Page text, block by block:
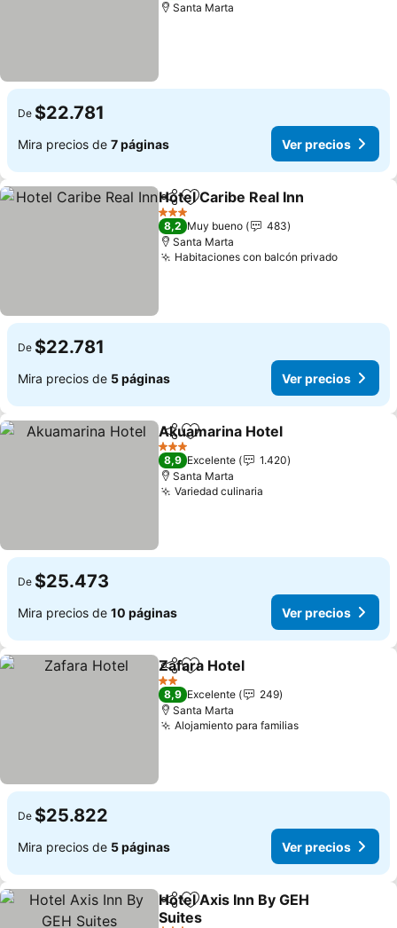
Santa Marta
De $22.781
Mira precios de 7 páginas Ver precios
CompartirAgregar a favoritos
Hotel Caribe Real Inn
3 Estrellas
8,2 Muy bueno
483
Santa Marta
Habitaciones con balcón privado
De $22.781
Mira precios de 5 páginas Ver precios
CompartirAgregar a favoritos
Akuamarina Hotel
3 Estrellas
8,9 Excelente
1.420
Santa Marta
Variedad culinaria
De $25.473
Mira precios de 10 páginas Ver precios
CompartirAgregar a favoritos
Zafara Hotel
2 Estrellas
8,9 Excelente
249
Santa Marta
Alojamiento para familias
De $25.822
Mira precios de 5 páginas Ver precios
CompartirAgregar a favoritos
Hotel Axis Inn By GEH
Suites